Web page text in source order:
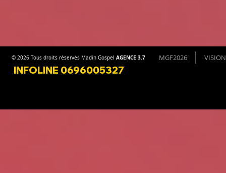
INFOLINE 0696005327
© 2026 Tous droits réservés Madin Gospel AGENCE 3.7 MGF2026 VISION